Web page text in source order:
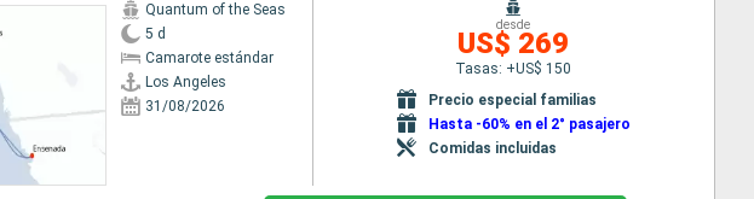
Quantum of the Seas
5 d
Camarote estándar
Los Angeles
31/08/2026
desde
US$ 269
Tasas: +US$ 150
Precio especial familias
Hasta -60% en el 2° pasajero
Comidas incluidas